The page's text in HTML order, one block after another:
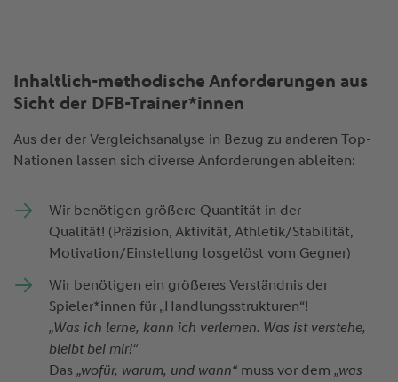
Inhaltlich-methodische Anforderungen aus
Sicht der DFB-Trainer*innen
Aus der der Vergleichsanalyse in Bezug zu anderen Top-
Nationen lassen sich diverse Anforderungen ableiten:
Wir benötigen größere Quantität in der
Qualität! (Präzision, Aktivität, Athletik/Stabilität,
Motivation/Einstellung losgelöst vom Gegner)
Wir benötigen ein größeres Verständnis der
Spieler*innen für „Handlungsstrukturen“!
„Was ich lerne, kann ich verlernen. Was ist verstehe,
bleibt bei mir!“
Das „wofür, warum, und wann“ muss vor dem „was